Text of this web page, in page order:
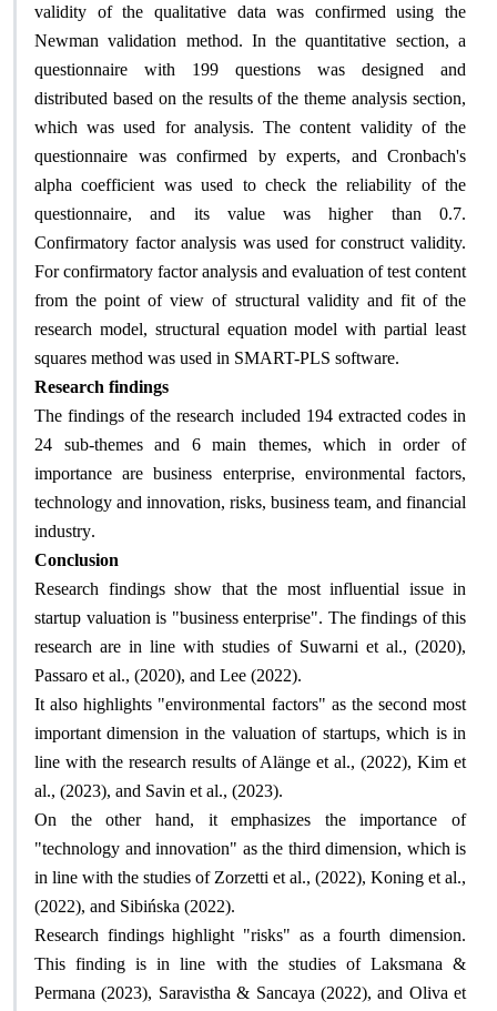
validity of the qualitative data was confirmed using the
Newman validation method. In the quantitative section, a
questionnaire with 199 questions was designed and
distributed based on the results of the theme analysis section,
which was used for analysis. The content validity of the
questionnaire was confirmed by experts, and Cronbach's
alpha coefficient was used to check the reliability of the
questionnaire, and its value was higher than 0.7.
Confirmatory factor analysis was used for construct validity.
For confirmatory factor analysis and evaluation of test content
from the point of view of structural validity and fit of the
research model, structural equation model with partial least
squares method was used in SMART-PLS software.
Research findings
The findings of the research included 194 extracted codes in
24 sub-themes and 6 main themes, which in order of
importance are business enterprise, environmental factors,
technology and innovation, risks, business team, and financial
industry.
Conclusion
Research findings show that the most influential issue in
startup valuation is "business enterprise". The findings of this
research are in line with studies of Suwarni et al., (2020),
Passaro et al., (2020), and Lee (2022).
It also highlights "environmental factors" as the second most
important dimension in the valuation of startups, which is in
line with the research results of Alänge et al., (2022), Kim et
al., (2023), and Savin et al., (2023).
On the other hand, it emphasizes the importance of
"technology and innovation" as the third dimension, which is
in line with the studies of Zorzetti et al., (2022), Koning et al.,
(2022), and Sibińska (2022).
Research findings highlight "risks" as a fourth dimension.
This finding is in line with the studies of Laksmana &
Permana (2023), Saravistha & Sancaya (2022), and Oliva et